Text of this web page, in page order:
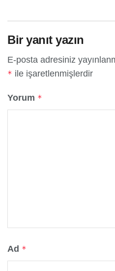
Bir yanıt yazın
E-posta adresiniz
* ile işaretlenmişlerdir
Yorum *
Ad *